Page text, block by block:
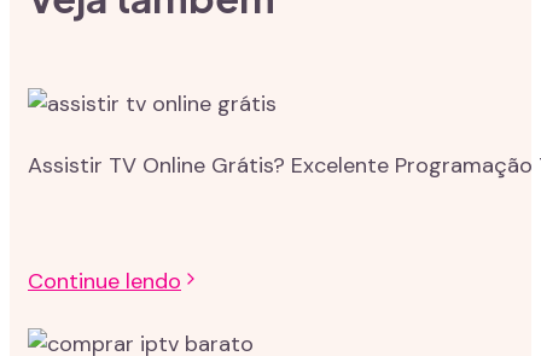
Assistir TV Online Grátis? Excelente Programação
Continue lendo